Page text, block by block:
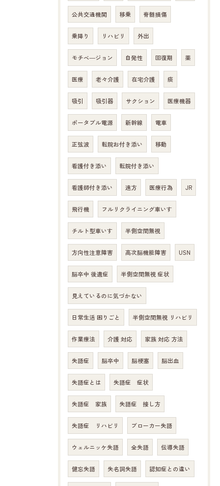
公共交通機関 移乗 脊髄損傷
乗降り リハビリ 外出
モチベ―ジョン 自発性 回復期 薬
医療 老々介護 在宅介護 痰
吸引 吸引器 サクション 医療機器
ポータブル電源 新幹線 電車
正弦波 転院お付き添い 移動
看護付き添い 転院付き添い
看護師付き添い 遠方 医療行為 JR
飛行機 フルリクライニング車いす
チルト型車いす 半側空間無視
方向性注意障害 高次脳機能障害 USN
脳卒中 後遺症 半側空間無視 症状
見えているのに気づかない
日常生活 困りごと 半側空間無視 リハビリ
作業療法 介護 対応 家族 対応 方法
失語症 脳卒中 脳梗塞 脳出血
失語症とは 失語症 症状
失語症 家族 失語症 接し方
失語症 リハビリ ブローカー失語
ウェルニッケ失語 全失語 伝導失語
健忘失語 失名詞失語 認知症との違い